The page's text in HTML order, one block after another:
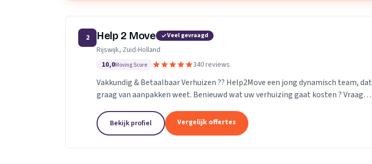
2 Help 2 Move Veel gevraagd
Rijswijk, Zuid-Holland
10,0Moving Score 340 reviews
Vakkundig & Betaalbaar Verhuizen ?? Help2Move een jong dynamisch team, dat
graag van aanpakken weet. Benieuwd wat uw verhuizing gaat kosten ? Vraag
Bekijk profiel Vergelijk offertes